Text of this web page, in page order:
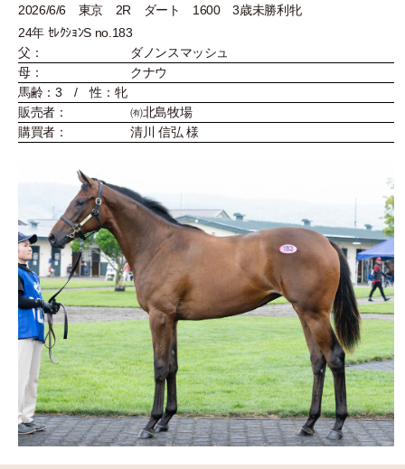
2026/6/6 東京 2R ダート 1600 3歳未勝利牝
24年 ｾﾚｸｼｮﾝS no.183
父：
ダノンスマッシュ
母：
クナウ
馬齢：3 / 性：牝
販売者：
㈲北島牧場
購買者：
清川 信弘 様